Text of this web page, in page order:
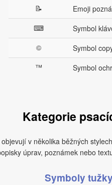
📝
Emoji
⌨
Symbol
©
Symbol
™
Symbol
Kategorie
v několika běžných
úprav, poznámek nebo
Symboly